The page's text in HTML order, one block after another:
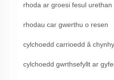
rhoda ar groesi fesul urethan
rhodau car gwerthu o resen
cylchoedd carrioedd â
cylchoedd gwrthsefyllt ar